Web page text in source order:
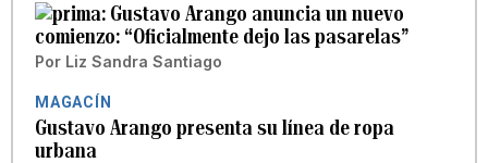
Gustavo Arango anuncia un nuevo
comienzo: “Oficialmente dejo las pasarelas”
Por Liz Sandra Santiago
MAGACÍN
Gustavo Arango presenta su línea de ropa
urbana